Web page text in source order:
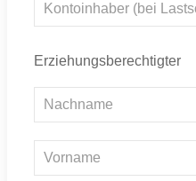
Erziehungsberechtigter